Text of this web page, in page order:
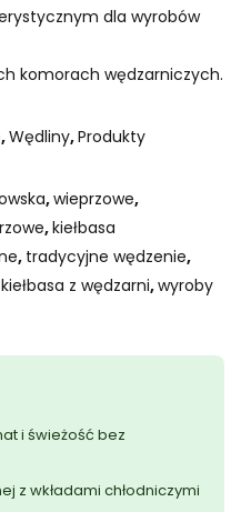
dla wyrobów
komorach wędzarniczych.
,Wędliny,Produkty
,wieprzowe,
,kiełbasa
, tradycyjne wędzenie,
kiełbasa z wędzarni,wyroby
i świeżość bez
z wkładami chłodniczymi